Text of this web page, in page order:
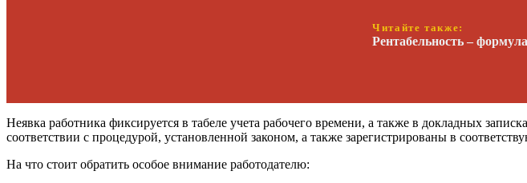
Читайте также:
Рентабельность –
Неявка работника фиксируется в табеле учета рабочего времени, а также в докладных
соответствии с процедурой, установленной законом, а также зарегистрированы в
На что стоит обратить особое внимание работодателю: